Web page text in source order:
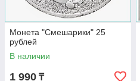
Монета "Смешарики" 25
рублей
В наличии
1 990 ₸